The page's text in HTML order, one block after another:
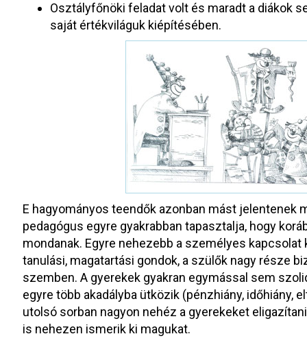
Osztályfőnöki feladat volt és maradt a diákok
saját értékviláguk kiépítésében.
E hagyományos teendők azonban mást jelentenek
pedagógus egyre gyakrabban tapasztalja, hogy
mondanak. Egyre nehezebb a személyes kapcsolat
tanulási, magatartási gondok, a szülők nagy része
szemben. A gyerekek gyakran egymással sem
egyre több akadályba ütközik (pénzhiány, időhiány,
utolsó sorban nagyon nehéz a gyerekeket
is nehezen ismerik ki magukat.